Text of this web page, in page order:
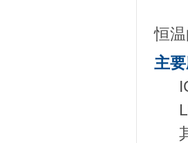
保
恒
主要